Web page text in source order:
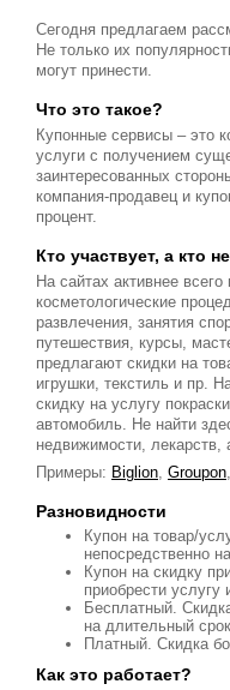
Сегодня предлагаем
Не только их
могут принести.
Что это такое?
Купонные сервисы – это
услуги с получением
заинтересованных
компания-продавец и
процент.
Кто участвует, а кто
На сайтах активнее
косметологические
развлечения, занятия
путешествия, курсы,
предлагают скидки на
игрушки, текстиль и пр.
скидку на услугу
автомобиль. Не найти
недвижимости, лекарств,
Примеры: Biglion, Groupon,
Разновидности
Купон на товар/
непосредственно
Купон на скидку
приобрести услугу
Бесплатный.
на длительный
Платный. Скидка
Как это работает?